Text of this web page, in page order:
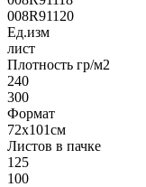
008R91120
Ед.изм
лист
Плотность гр/м2
240
300
Формат
72х101см
Листов в пачке
125
100